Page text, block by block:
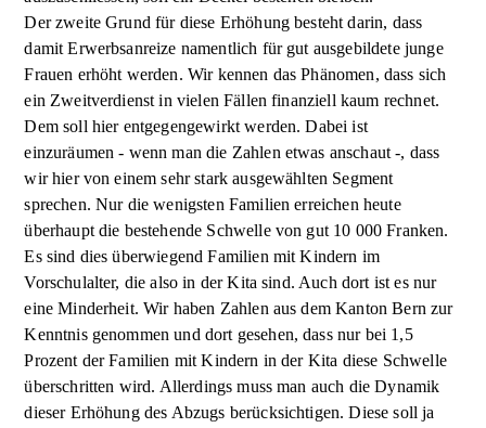
Der zweite Grund für diese Erhöhung besteht darin, dass
damit Erwerbsanreize namentlich für gut ausgebildete junge
Frauen erhöht werden. Wir kennen das Phänomen, dass sich
ein Zweitverdienst in vielen Fällen finanziell kaum rechnet.
Dem soll hier entgegengewirkt werden. Dabei ist
einzuräumen - wenn man die Zahlen etwas anschaut -, dass
wir hier von einem sehr stark ausgewählten Segment
sprechen. Nur die wenigsten Familien erreichen heute
überhaupt die bestehende Schwelle von gut 10 000 Franken.
Es sind dies überwiegend Familien mit Kindern im
Vorschulalter, die also in der Kita sind. Auch dort ist es nur
eine Minderheit. Wir haben Zahlen aus dem Kanton Bern zur
Kenntnis genommen und dort gesehen, dass nur bei 1,5
Prozent der Familien mit Kindern in der Kita diese Schwelle
überschritten wird. Allerdings muss man auch die Dynamik
dieser Erhöhung des Abzugs berücksichtigen. Diese soll ja